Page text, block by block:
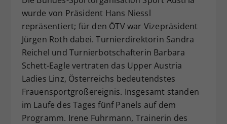
wurde von Präsident Hans Niessl
repräsentiert; für den ÖTV war Vizepräsident
Jürgen Roth dabei. Turnierdirektorin Sandra
Reichel und Turnierbotschafterin Barbara
Schett-Eagle vertraten das Upper Austria
Ladies Linz, Österreichs bedeutendstes
Frauensportgroßereignis. Insgesamt standen
im Laufe des Tages fünf Panels auf dem
Programm. Irene Fuhrmann, Trainerin des